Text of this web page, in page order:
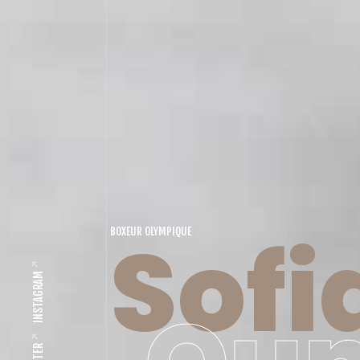
INSTAGRAM
BOXEUR OLYMPIQUE